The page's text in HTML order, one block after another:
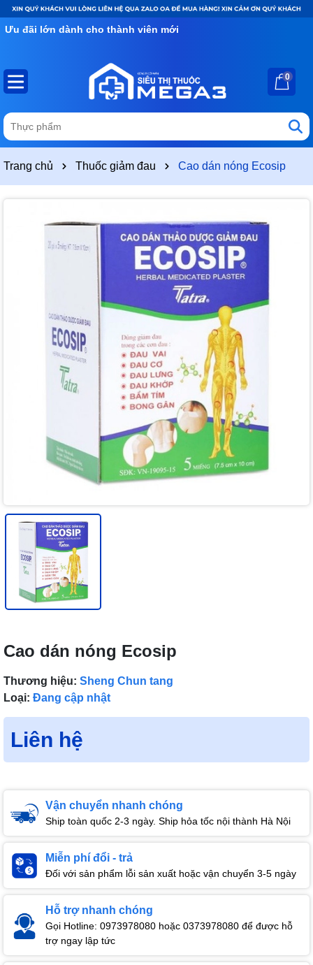
Ưu đãi lớn dành cho thành viên mới
0
Trang chủ Thuốc giảm đau Cao dán nóng Ecosip
Cao dán nóng Ecosip
Thương hiệu: Sheng Chun tang
Loại: Đang cập nhật
Liên hệ
Vận chuyển nhanh chóng
Ship toàn quốc 2-3 ngày. Ship hỏa tốc nội thành Hà Nội
Miễn phí đổi - trả
Đối với sản phẩm lỗi sản xuất hoặc vận chuyển 3-5 ngày
Hỗ trợ nhanh chóng
Gọi Hotline: 0973978080 hoặc 0373978080 để được hỗ
trợ ngay lập tức